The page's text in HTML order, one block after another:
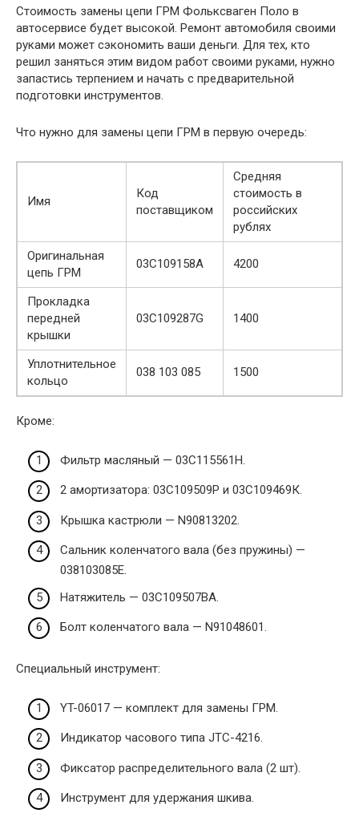
Стоимость замены цепи ГРМ Фольксваген Поло в
автосервисе будет высокой. Ремонт автомобиля своими
руками может сэкономить ваши деньги. Для тех, кто
решил заняться этим видом работ своими руками, нужно
запастись терпением и начать с предварительной
подготовки инструментов.
Что нужно для замены цепи ГРМ в первую очередь:
Имя
Код
поставщиком
Средняя
стоимость в
российских
рублях
Оригинальная
цепь ГРМ
03C109158A 4200
Прокладка
передней
крышки
03C109287G 1400
Уплотнительное
кольцо
038 103 085 1500
Кроме:
Фильтр масляный — 03С115561Н.
2 амортизатора: 03С109509Р и 03С109469К.
Крышка кастрюли — N90813202.
Сальник коленчатого вала (без пружины) —
038103085E.
Натяжитель — 03С109507ВА.
Болт коленчатого вала — N91048601.
Специальный инструмент:
YT-06017 — комплект для замены ГРМ.
Индикатор часового типа JTC-4216.
Фиксатор распределительного вала (2 шт).
Инструмент для удержания шкива.